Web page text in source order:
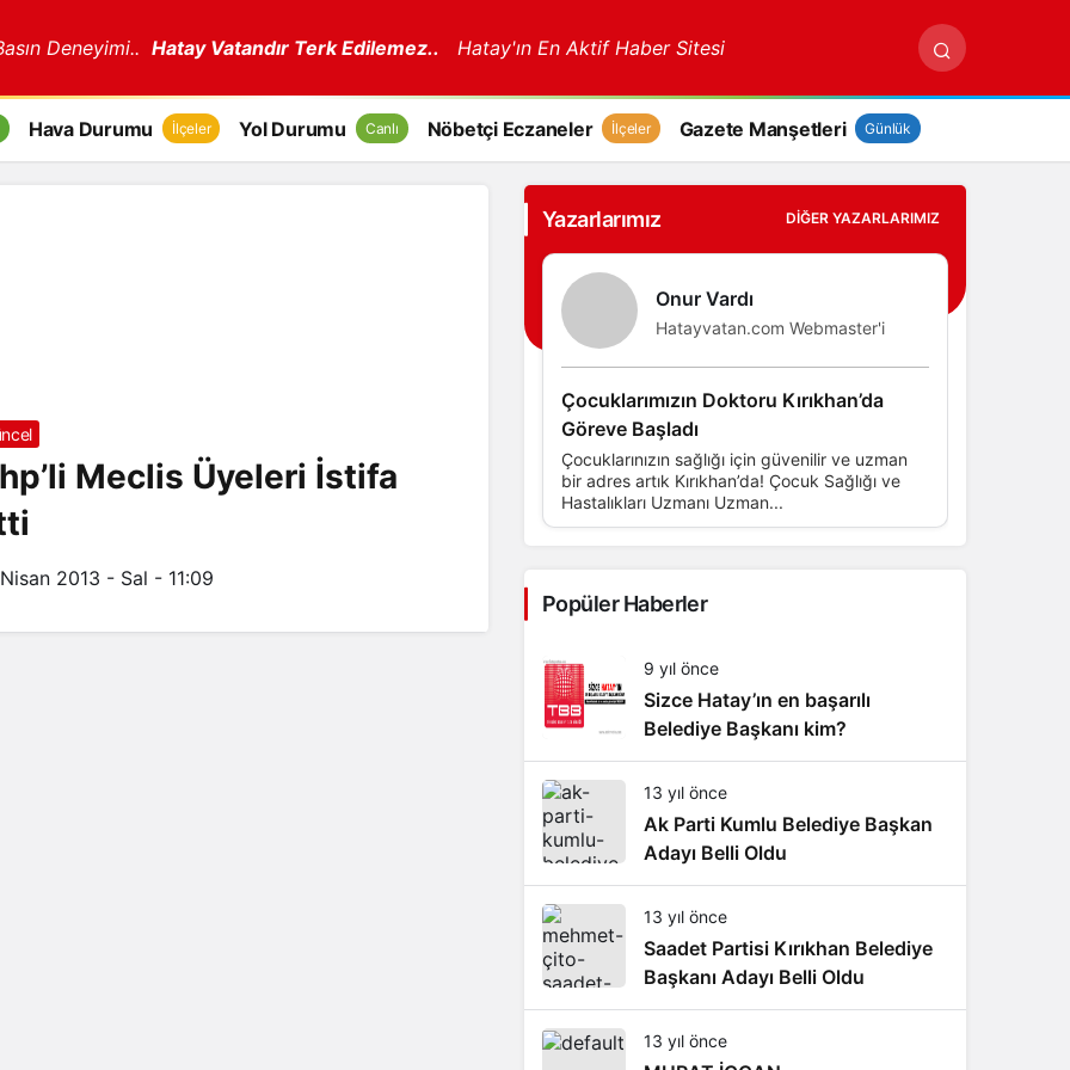
Deneyimi.. Hatay Vatandır Terk Edilemez.. Hatay'ın En Aktif Haber Sitesi
Hava Durumu İlçeler Yol Durumu Canlı Nöbetçi Eczaneler İlçeler Gazete Manşetleri Günlük
Meclis Üyeleri İstifa
2013 - Sal - 11:09
Yazarlarımız DIĞER YAZARLARIMIZ
Onur Vardı
Hatayvatan.com Webmaster'i
Çocuklarımızın Doktoru Kırıkhan’da
Göreve Başladı
Çocuklarınızın sağlığı için güvenilir ve uzman
bir adres artık Kırıkhan’da! Çocuk Sağlığı ve
Hastalıkları Uzmanı Uzman...
Popüler Haberler
9 yıl önce
Sizce Hatay’ın en başarılı
Belediye Başkanı kim?
13 yıl önce
Ak Parti Kumlu Belediye Başkan
Adayı Belli Oldu
13 yıl önce
Saadet Partisi Kırıkhan Belediye
Başkanı Adayı Belli Oldu
13 yıl önce